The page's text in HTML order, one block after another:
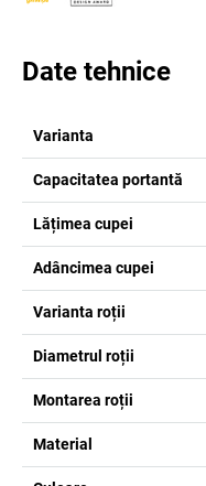
Date tehnice
Varianta
Capacitatea portantă
Lățimea cupei
Adâncimea cupei
Varianta roții
Diametrul roții
Montarea roții
Material